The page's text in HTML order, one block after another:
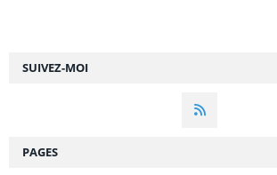
SUIVEZ-MOI
PAGES